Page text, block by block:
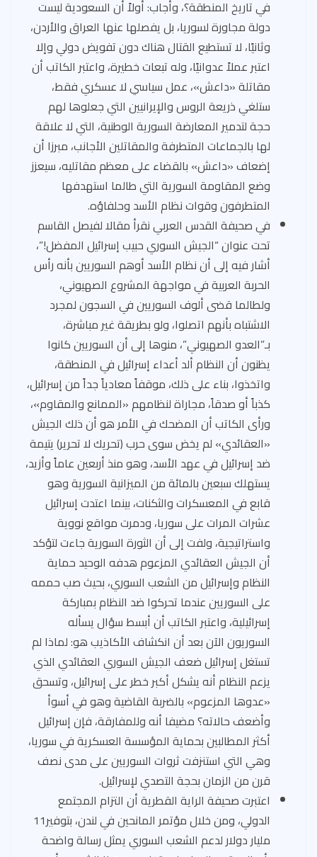
في تاريخ المنطقة؟، وأجاب: أولاً أن السعودية ليست
دولة مجاورة لسوريا، بل يفصلها عنها العراق والأردن،
وثانيًا، لا تستطيع القتال هناك دون تفويض دولي وإلا
اعتبر عملاً عدوانيًا، وله تبعات خطيرة، واعتبر الكاتب أن
مقاتلة «داعش»، عمل سياسي لا عسكري فقط،
ستلغي ذريعة الروس والإيرانيين التي جعلوها لهم
حجة لتدمير المعارضة السورية الوطنية، التي لا علاقة
لها بالجماعات المتطرفة والمقاتلين الأجانب، مبرزا أن
إضعاف «داعش» بالقضاء على معظم مقاتليه، سيعزز
وضع المقاومة السورية التي طالما استهدفها
المتطرفون وقوات نظام الأسد وحلفاؤه.
في صحيفة القدس العربي نقرأ مقالا لفيصل القاسم
تحت عنوان “الجيش السوري حبيب إسرائيل المفضل!”،
أشار فيه إلى أن نظام الأسد أوهم السوريين بأنه رأس
الحربة العربية في مواجهة المشروع الصهيوني،
ولطالما قضى ألوف السوريين في السجون لمجرد
الاشتباه بأنهم اتصلوا، ولو بطريقة غير مباشرة،
بـ”العدو الصهيوني”، منوها إلى أن السوريين كانوا
يظنون أن النظام ألد أعداء إسرائيل في المنطقة،
واتخذوا، بناء على ذلك، موقفاً معادياً جداً من إسرائيل،
كذباً أو صدقاً، مجاراة لنظامهم «الممانع والمقاوم»،
ورأى الكاتب أن المضحك في الأمر هو أن ذلك الجيش
«العقائدي» لم يخض سوى حرب (تحريك لا تحرير) يتيمة
ضد إسرائيل في عهد الأسد، وهو منذ أربعين عاماً وأزيد،
يستهلك سبعين بالمائة من الميزانية السورية وهو
قابع في المعسكرات والثكنات، بينما اعتدت إسرائيل
عشرات المرات على سوريا، ودمرت مواقع نووية
واستراتيجية، ولفت إلى أن الثورة السورية جاءت لتؤكد
أن الجيش العقائدي المزعوم هدفه الوحيد حماية
النظام وإسرائيل من الشعب السوري، بحيث صب حممه
على السوريين عندما تحركوا ضد النظام بمباركة
إسرائيلية، واعتبر الكاتب أن أبسط سؤال يسأله
السوريون الآن بعد أن انكشاف الأكاذيب هو: لماذا لم
تستغل إسرائيل ضعف الجيش السوري العقائدي الذي
يزعم النظام أنه يشكل أكبر خطر على إسرائيل، وتسحق
«عدوها المزعوم» بالضربة القاضية وهو في أسوأ
وأضعف حالاته؟ مضيفا أنه وللمفارقة، فإن إسرائيل
أكثر المطالبين بحماية المؤسسة العسكرية في سوريا،
وهي التي استنزفت ثروات السوريين على مدى نصف
قرن من الزمان بحجة التصدي لإسرائيل.
اعتبرت صحيفة الراية القطرية أن التزام المجتمع
الدولي، ومن خلال مؤتمر المانحين في لندن، بتوفير11
مليار دولار لدعم الشعب السوري يمثل رسالة واضحة